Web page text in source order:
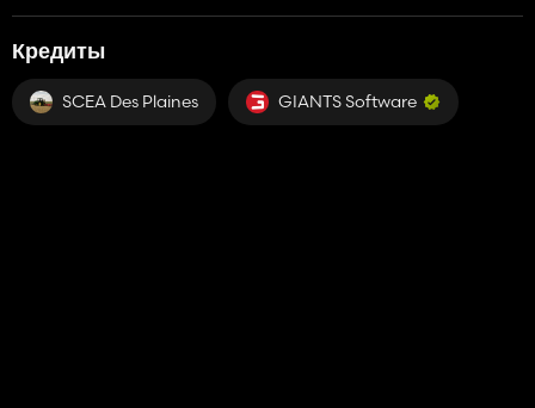
Кредиты
SCEA Des Plaines GIANTS Software